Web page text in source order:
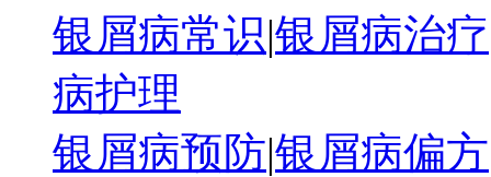
银屑病常识|银屑病治疗
病护理
银屑病预防|银屑病偏方